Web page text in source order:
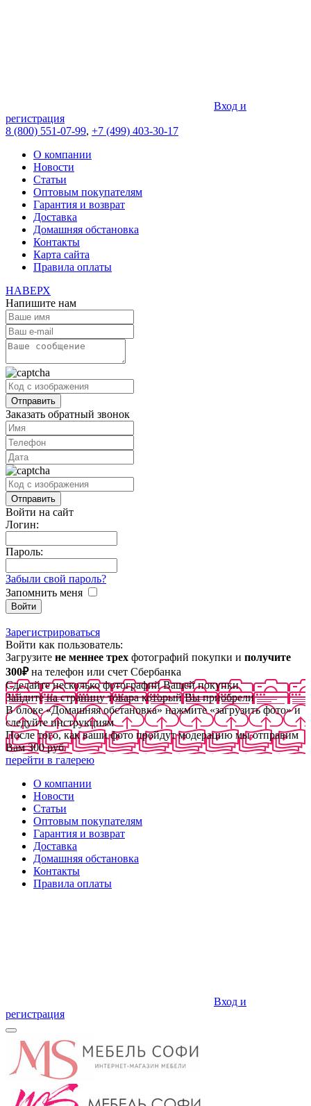
Вход и
регистрация
8 (800) 551-07-99, +7 (499) 403-30-17
О компании
Новости
Статьи
Оптовым покупателям
Гарантия и возврат
Доставка
Домашняя обстановка
Контакты
Карта сайта
Правила оплаты
НАВЕРХ
Напишите нам
Заказать обратный звонок
Войти на сайт
Логин:
Пароль:
Забыли свой пароль?
Запомнить меня
Зарегистрироваться
Войти как пользователь:
Загрузите не меннее трех фотографий покупки и получите
300₽на телефон или счет Сбербанка
Сделайте несколько фотографий Вашей покупки
Зайдите на страницу товара который Вы приобрели
В блоке «Домашняя обстановка» нажмите «загрузить фото» и
следуйте инструкциям
После того, как ваши фото пройдут модерацию мы отправим
Вам 300 руб
перейти в галерею
О компании
Новости
Статьи
Оптовым покупателям
Гарантия и возврат
Доставка
Домашняя обстановка
Контакты
Правила оплаты
Вход и
регистрация